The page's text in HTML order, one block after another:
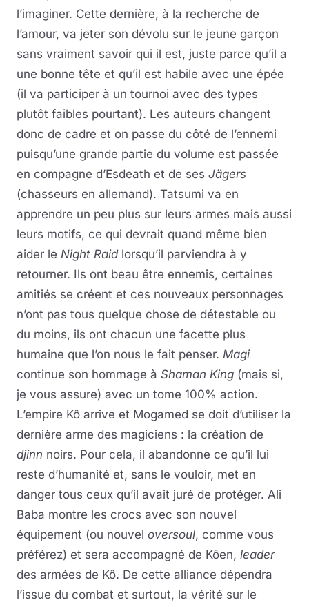
l’imaginer. Cette dernière, à la recherche de
l’amour, va jeter son dévolu sur le jeune garçon
sans vraiment savoir qui il est, juste parce qu’il a
une bonne tête et qu’il est habile avec une épée
(il va participer à un tournoi avec des types
plutôt faibles pourtant). Les auteurs changent
donc de cadre et on passe du côté de l’ennemi
puisqu’une grande partie du volume est passée
en compagne d’Esdeath et de ses Jägers
(chasseurs en allemand). Tatsumi va en
apprendre un peu plus sur leurs armes mais aussi
leurs motifs, ce qui devrait quand même bien
aider le Night Raidlorsqu’il parviendra à y
retourner. Ils ont beau être ennemis, certaines
amitiés se créent et ces nouveaux personnages
n’ont pas tous quelque chose de détestable ou
du moins, ils ont chacun une facette plus
humaine que l’on nous le fait penser. Magi
continue son hommage à Shaman King (mais si,
je vous assure) avec un tome 100% action.
L’empire Kô arrive et Mogamed se doit d’utiliser la
dernière arme des magiciens : la création de
djinn noirs. Pour cela, il abandonne ce qu’il lui
reste d’humanité et, sans le vouloir, met en
danger tous ceux qu’il avait juré de protéger. Ali
Baba montre les crocs avec son nouvel
équipement (ou nouvel oversoul, comme vous
préférez) et sera accompagné de Kôen, leader
des armées de Kô. De cette alliance dépendra
l’issue du combat et surtout, la vérité sur le